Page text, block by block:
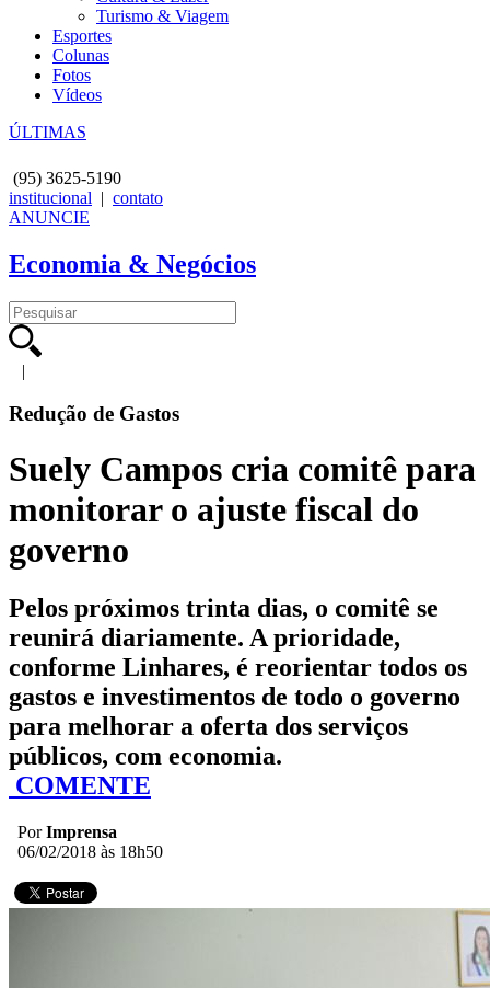
Turismo & Viagem
Esportes
Colunas
Fotos
Vídeos
ÚLTIMAS
(95) 3625-5190
institucional | contato
ANUNCIE
Economia & Negócios
|
Redução de Gastos
Suely Campos cria comitê para
monitorar o ajuste fiscal do
governo
Pelos próximos trinta dias, o comitê se
reunirá diariamente. A prioridade,
conforme Linhares, é reorientar todos os
gastos e investimentos de todo o governo
para melhorar a oferta dos serviços
públicos, com economia.
COMENTE
PorImprensa
06/02/2018 às 18h50